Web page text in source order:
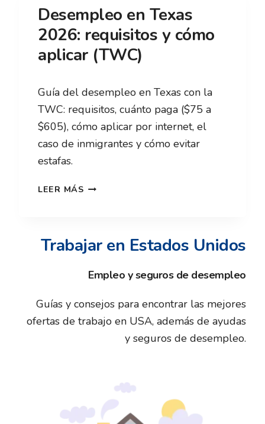
Y
CÓMO
APLICAR
Desempleo en Texas
2026: requisitos y cómo
aplicar (TWC)
Guía del desempleo en Texas con la
TWC: requisitos, cuánto paga ($75 a
$605), cómo aplicar por internet, el
caso de inmigrantes y cómo evitar
estafas.
LEER MÁSDESEMPLEO
2026:
REQUISITOS
Y
APLICAR
(TWC)
Trabajar en Estados Unidos
Empleo y seguros de desempleo
Guías y consejos para encontrar las mejores
ofertas de trabajo en USA, además de ayudas
y seguros de desempleo.